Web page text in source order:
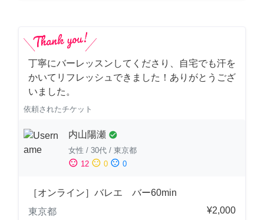
丁寧にバーレッスンしてくださり、自宅でも汗を
かいてリフレッシュできました！ありがとうござ
いました。
依頼されたチケット
内山陽瀬 check_circle
女性 / 30代 / 東京都
sentiment_satisfied 12 sentiment_neutral 0 sentiment_dissatisfied 0
［オンライン］バレエ バー60min
東京都
¥2,000